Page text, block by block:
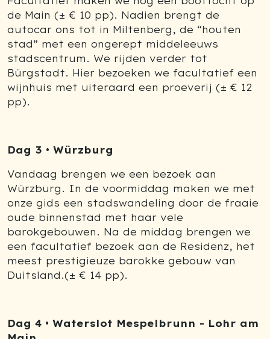
de Main (± € 10 pp). Nadien brengt de
autocar ons tot in Miltenberg, de “houten
stad” met een ongerept middeleeuws
stadscentrum. We rijden verder tot
Bürgstadt. Hier bezoeken we facultatief een
wijnhuis met uiteraard een proeverij (± € 12
pp).
Dag 3 • Würzburg
Vandaag brengen we een bezoek aan
Würzburg. In de voormiddag maken we met
onze gids een stadswandeling door de fraaie
oude binnenstad met haar vele
barokgebouwen. Na de middag brengen we
een facultatief bezoek aan de Residenz, het
meest prestigieuze barokke gebouw van
Duitsland.(± € 14 pp).
Dag 4 • Waterslot Mespelbrunn - Lohr am